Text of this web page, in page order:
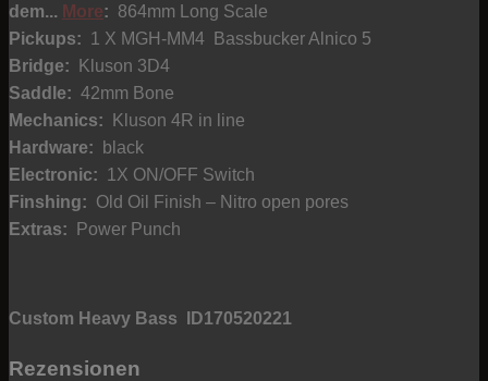
dem... More: 864mm Long Scale
Pickups: 1 X MGH-MM4 Bassbucker Alnico 5
Bridge: Kluson 3D4
Saddle: 42mm Bone
Mechanics: Kluson 4R in line
Hardware: black
Electronic: 1X ON/OFF Switch
Finshing: Old Oil Finish – Nitro open pores
Extras: Power Punch
Custom Heavy Bass ID170520221
Rezensionen